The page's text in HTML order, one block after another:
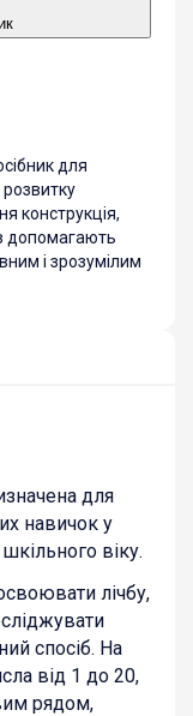
для
конструкція,
допомагають
і зрозумілим
для
навичок у
віку.
лічбу,
спосіб. На
від 1 до 20,
рядом,